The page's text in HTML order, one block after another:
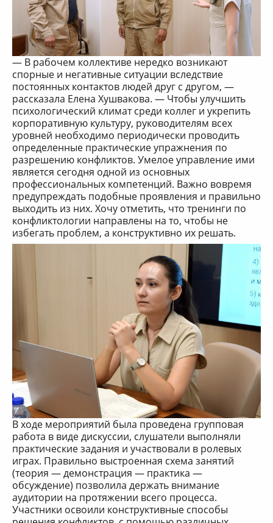
— В рабочем коллективе нередко возникают
спорные и негативные ситуации вследствие
постоянных контактов людей друг с другом, —
рассказала Елена Хушвакова. — Чтобы улучшить
психологический климат среди коллег и укрепить
корпоративную культуру, руководителям всех
уровней необходимо периодически проводить
определенные практические упражнения по
разрешению конфликтов. Умелое управление ими
является сегодня одной из основных
профессиональных компетенций. Важно вовремя
предупреждать подобные проявления и правильно
выходить из них. Хочу отметить, что тренинги по
конфликтологии направлены на то, чтобы не
избегать проблем, а конструктивно их решать.
В ходе мероприятий была проведена групповая
работа в виде дискуссии, слушатели выполняли
практические задания и участвовали в ролевых
играх. Правильно выстроенная схема занятий
(теория — демонстрация — практика —
обсуждение) позволила держать внимание
аудитории на протяжении всего процесса.
Участники освоили конструктивные способы